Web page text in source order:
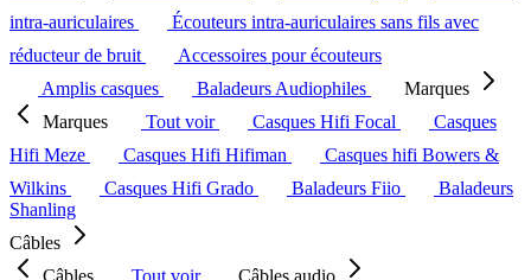
intra-auriculaires
Écouteurs intra-auriculaires sans fils avec
réducteur de bruit
Accessoires pour écouteurs
Amplis casques
Baladeurs Audiophiles
Marques
Marques
Tout voir Casques Hifi Focal
Casques
Hifi Meze
Casques Hifi Hifiman
Casques hifi Bowers &
Wilkins
Casques Hifi Grado Baladeurs Fiio
Baladeurs
Shanling
Câbles
Câbles
Tout voir
Câbles audio